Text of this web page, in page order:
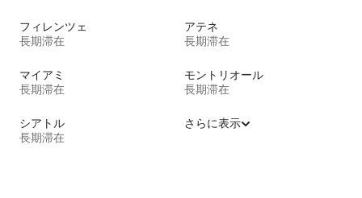
フィレンツェ
長期滞在
アテネ
長期滞在
マイアミ
長期滞在
モントリオール
長期滞在
シアトル
長期滞在
さらに表示